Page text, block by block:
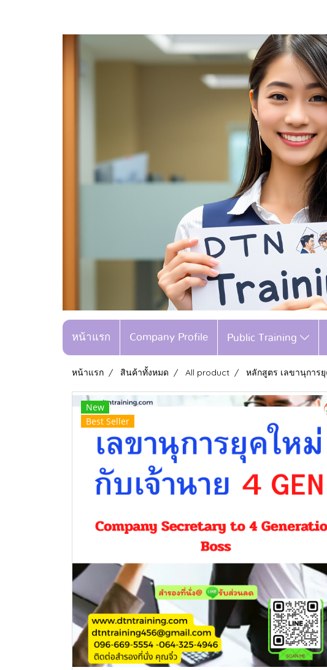
หน้าแรก Company Profile Public Training
หน้าแรก สินค้าทั้งหมด All product หลักสูตร เลขานุการ
New
Best Seller